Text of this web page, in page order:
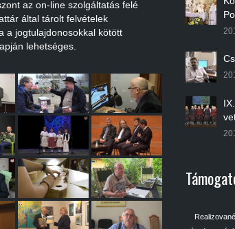
az on-line szolgáltatás felé
által tárolt felvételek
a jogtulajdonosokkal kötött
lehetséges.